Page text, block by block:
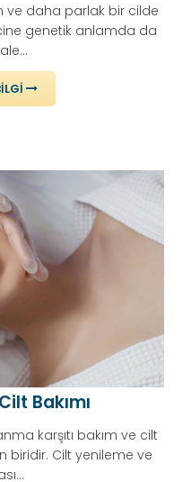
ve daha parlak bir cilde
genetik anlamda da
Bakımı
karşıtı bakım ve cilt
biridir. Cilt yenileme ve